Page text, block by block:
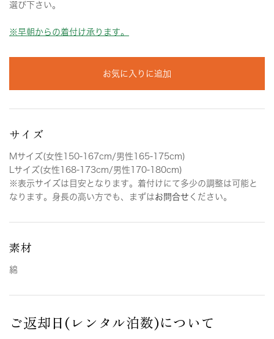
選び下さい。
※早朝からの着付け承ります。
お気に入りに追加
サイズ
Mサイズ(女性150-167cm/男性165-175cm)
Lサイズ(女性168-173cm/男性170-180cm)
※表示サイズは目安となります。着付けにて多少の調整は可能と
なります。身長の高い方でも、まずはお問合せ ください。
素材
綿
ご返却日(レンタル泊数)について